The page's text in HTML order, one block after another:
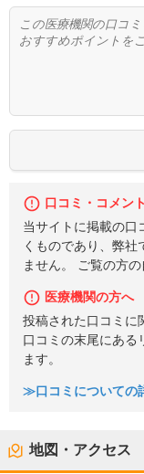
口コミ・コメン
当サイトに掲載の口
くものであり、弊
ません。 ご覧の方
医療機関の方へ
投稿された口コミに
口コミの末尾にある
ます。
≫口コミについての
地図・アクセス